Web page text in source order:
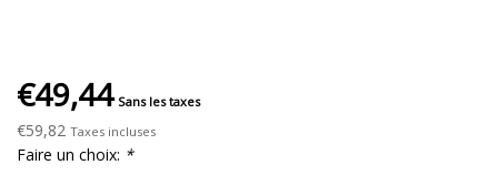
€49,44 Sans les taxes
€59,82 Taxes incluses
Faire un choix: *